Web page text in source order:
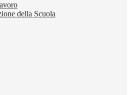
della Scuola